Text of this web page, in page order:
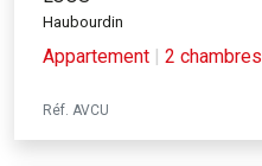
Haubourdin
Appartement | 2 chambres
Réf. AVCU